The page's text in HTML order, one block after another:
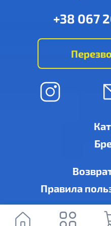
+38 067
Правила
© Ровно-кондиционер, г.